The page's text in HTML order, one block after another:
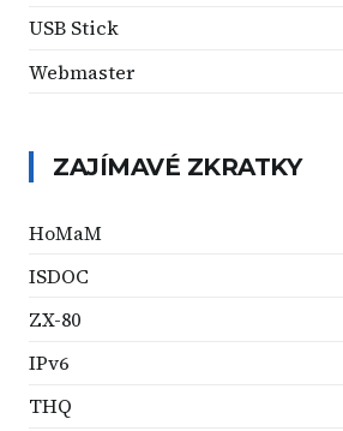
USB Stick
Webmaster
ZAJÍMAVÉ ZKRATKY
HoMaM
ISDOC
ZX-80
IPv6
THQ